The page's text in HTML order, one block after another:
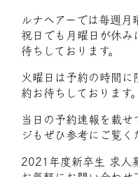
ルナヘアーでは毎週月
祝日でも月曜日が休み
待ちしております。
火曜日は予約の時間
約お待ちしております。
当日の予約速報を載せ
ジもぜひ参考にご覧く
2021年度新卒生 求人